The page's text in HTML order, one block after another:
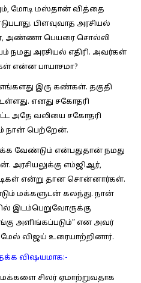
மோடி மஸ்தான் வித்தை
பிளவுவாத அரசியல்
அண்ணா பெயரை சொல்லி
நமது அரசியல் எதிரி. அவர்கள்
என்ன பாயாசமா?
எங்களது இரு கண்கள். தகுதி
எனது சகோதரி
அதே வலியை சகோதரி
நான் பெற்றேன்.
வேண்டும் என்பதுதான் நமது
அரசியலுக்கு எம்ஜிஆர்,
என்று தான சொன்னார்கள்.
மக்களுடன் கலந்து. நான்
இடம்பெறுவோருக்கு
அளிங்கப்படும்” என அவர்
மேல் விஜய் உரையாற்றினார்.
விஷயமாக:-
மக்களை சிலர் ஏமாற்றுவதாக